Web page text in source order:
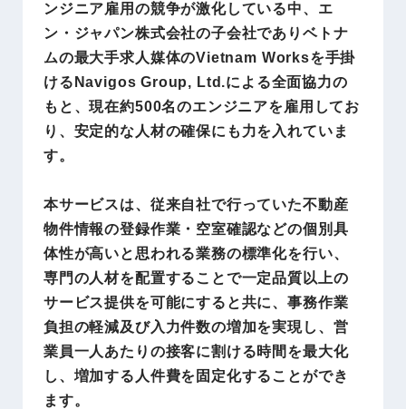
ンジニア雇用の競争が激化している中、エ
ン・ジャパン株式会社の子会社でありベトナ
ムの最大手求人媒体のVietnam Worksを手掛
けるNavigos Group, Ltd.による全面協力の
もと、現在約500名のエンジニアを雇用してお
り、安定的な人材の確保にも力を入れていま
す。
本サービスは、従来自社で行っていた不動産
物件情報の登録作業・空室確認などの個別具
体性が高いと思われる業務の標準化を行い、
専門の人材を配置することで一定品質以上の
サービス提供を可能にすると共に、事務作業
負担の軽減及び入力件数の増加を実現し、営
業員一人あたりの接客に割ける時間を最大化
し、増加する人件費を固定化することができ
ます。